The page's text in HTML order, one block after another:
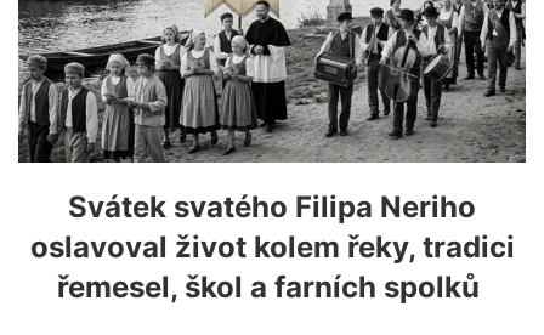
Svátek svatého Filipa Neriho
oslavoval život kolem řeky, tradici
řemesel, škol a farních spolků